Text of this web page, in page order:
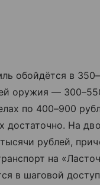
обойдётся в
оружия —
по 400–900
достаточно. На
рублей,
на
в шаговой